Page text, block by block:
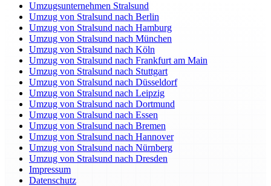
Umzugsunternehmen Stralsund
Umzug von Stralsund nach Berlin
Umzug von Stralsund nach Hamburg
Umzug von Stralsund nach München
Umzug von Stralsund nach Köln
Umzug von Stralsund nach Frankfurt am Main
Umzug von Stralsund nach Stuttgart
Umzug von Stralsund nach Düsseldorf
Umzug von Stralsund nach Leipzig
Umzug von Stralsund nach Dortmund
Umzug von Stralsund nach Essen
Umzug von Stralsund nach Bremen
Umzug von Stralsund nach Hannover
Umzug von Stralsund nach Nürnberg
Umzug von Stralsund nach Dresden
Impressum
Datenschutz